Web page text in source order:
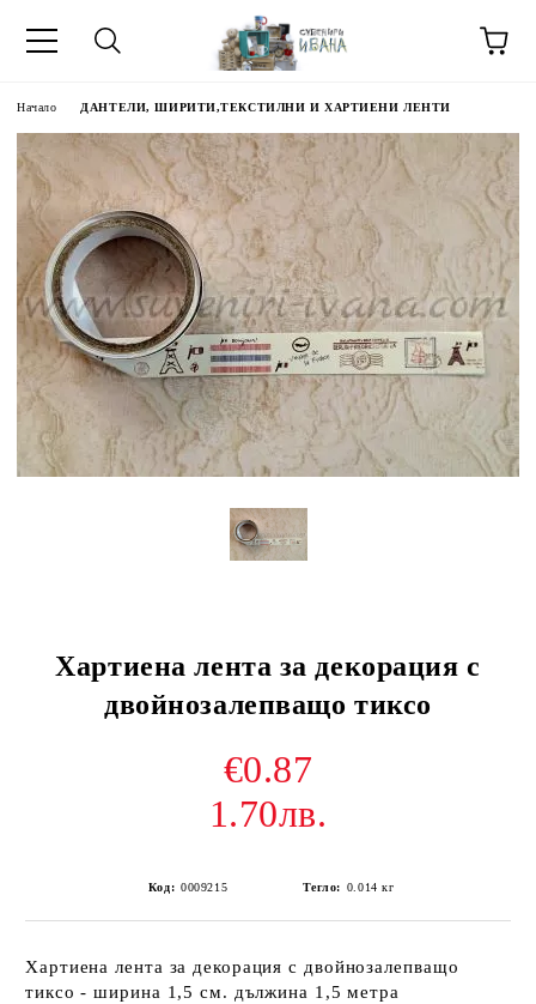
ЗА
Начало ДАНТЕЛИ, ШИРИТИ,ТЕКСТИЛНИ И ХАРТИЕНИ ЛЕНТИ
Хартиена лента за декорация с
двойнозалепващо тиксо
€0.87
1.70лв.
Код: 0009215 Тегло: 0.014 кг
Хартиена лента за декорация с двойнозалепващо
тиксо - ширина 1,5 см. дължина 1,5 метра